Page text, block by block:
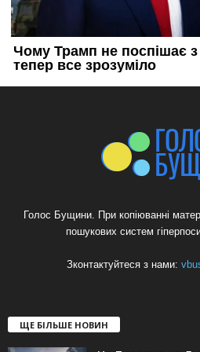
Голос Бущини. При копіюванні
пошукових систем
Зконтактуйтеся з нами:
ЩЕ БІЛЬШЕ НОВИН